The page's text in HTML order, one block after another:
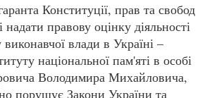
Конституції, прав та свобод
правову оцінку діяльності
влади в Україні –
національної пам'яті в особі
Володимира Михайловича,
порушує Закони України та